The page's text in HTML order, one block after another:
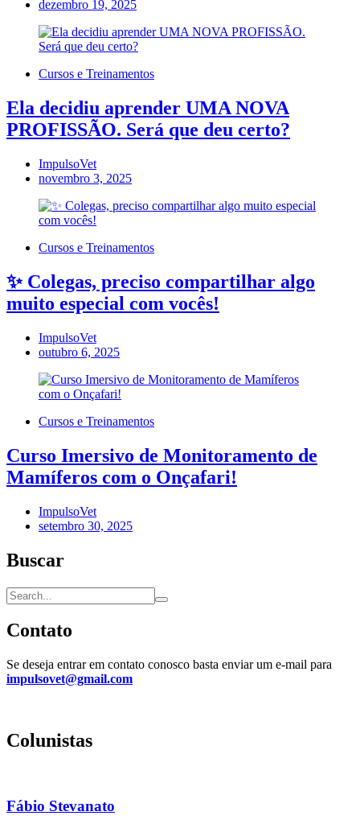
dezembro 19, 2025
Cursos e Treinamentos
Ela decidiu aprender UMA NOVA
PROFISSÃO. Será que deu certo?
ImpulsoVet
novembro 3, 2025
Cursos e Treinamentos
✨ Colegas, preciso compartilhar algo
muito especial com vocês!
ImpulsoVet
outubro 6, 2025
Cursos e Treinamentos
Curso Imersivo de Monitoramento de
Mamíferos com o Onçafari!
ImpulsoVet
setembro 30, 2025
Buscar
Contato
Se deseja entrar em contato conosco basta enviar um e-mail para
impulsovet@gmail.com
Colunistas
Fábio Stevanato